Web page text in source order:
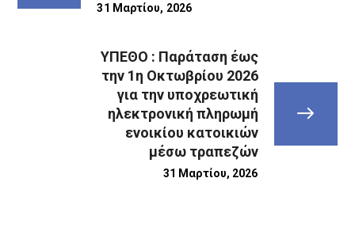
31 Μαρτίου, 2026
ΥΠΕΘΟ : Παράταση έως
την 1η Οκτωβρίου 2026
για την υποχρεωτική
ηλεκτρονική πληρωμή
ενοικίου κατοικιών
μέσω τραπεζών
31 Μαρτίου, 2026